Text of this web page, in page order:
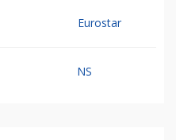
Eurostar
NS